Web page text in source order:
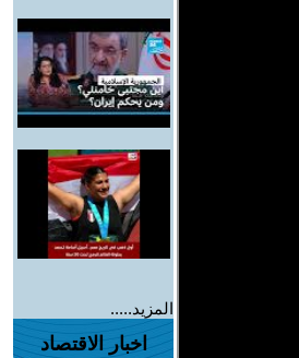
المزيد.....
اخبار الاقتصاد